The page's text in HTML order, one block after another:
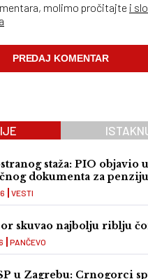
molimo pročitajte i
staža: PIO objavio
dokumenta za penziju
VESTI
skuvao najbolju riblju
PANČEVO
u Zagrebu: Crnogorci